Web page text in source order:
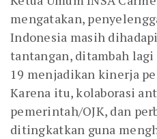
mengatakan,
Indonesia masih
tantangan, ditambah lagi
19 menjadikan kinerja
Karena itu, kolaborasi
pemerintah/OJK, dan
ditingkatkan guna